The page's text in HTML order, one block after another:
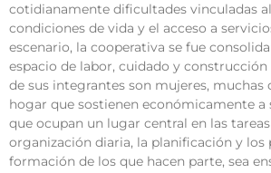
cotidianamente dificultades vinculadas
condiciones de vida y el acceso a
escenario, la cooperativa se fue
espacio de labor, cuidado y construcción
de sus integrantes son mujeres, muchas
hogar que sostienen económicamente a
que ocupan un lugar central en las
organización diaria, la planificación y los
formación de los que hacen parte, sea